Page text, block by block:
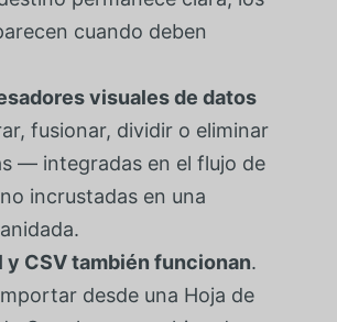
cuando deben
visuales de datos
fusionar, dividir o eliminar
— integradas en el flujo de
incrustadas en una
y CSV también funcionan.
desde una Hoja de